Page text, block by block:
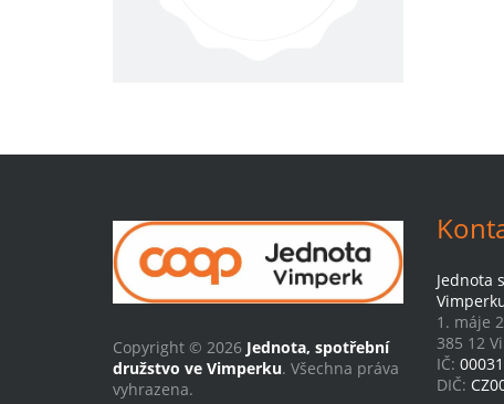
Copyright © 2026 Jednota, spotřební
družstvo ve Vimperku. Všechna práva
vyhrazena.
Jednota
1. máje
385 12
IČ:
DIČ: